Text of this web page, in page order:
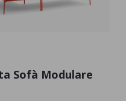
Sofà Modulare